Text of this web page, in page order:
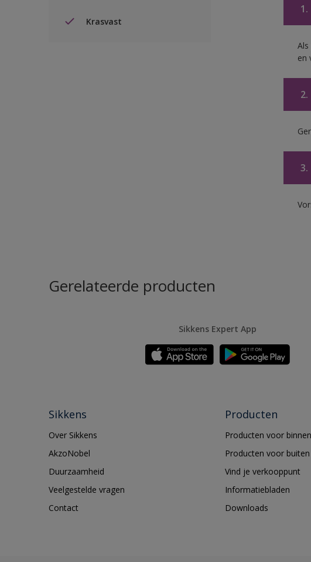
Krasvast
1.
en
2.
3.
Gerelateerde producten
Sikkens Expert App
Sikkens
Over Sikkens
AkzoNobel
Duurzaamheid
Veelgestelde vragen
Contact
Producten
Producten voor binnen
Producten voor buiten
Vind je verkooppunt
Informatiebladen
Downloads